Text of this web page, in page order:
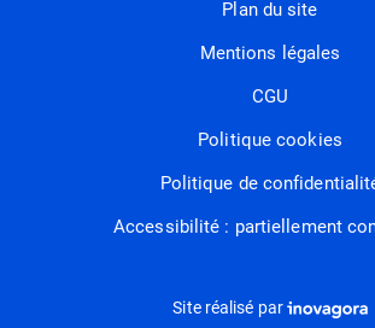
Plan du site
Mentions légales
CGU
Politique cookies
Politique de
Accessibilité : partiellement
Site réalisé parInovagora